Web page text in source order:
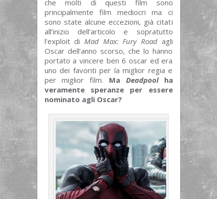
che molti di questi film sono
principalmente film mediocri ma ci
sono state alcune eccezioni, già citati
all’inizio dell’articolo e sopratutto
l’exploit di Mad Max: Fury Roadagli
Oscar dell’anno scorso, che lo hanno
portato a vincere ben 6 oscar ed era
uno dei favoriti per la miglior regia e
per miglior film. Ma Deadpoolha
veramente speranze per essere
nominato agli Oscar?